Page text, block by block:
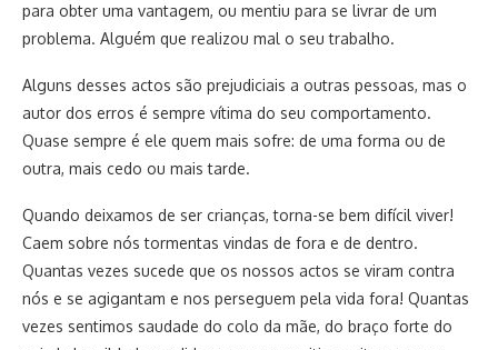
para obter uma vantagem, ou mentiu para se livrar de um
problema. Alguém que realizou mal o seu trabalho.
Alguns desses actos são prejudiciais a outras pessoas, mas o
autor dos erros é sempre vítima do seu comportamento.
Quase sempre é ele quem mais sofre: de uma forma ou de
outra, mais cedo ou mais tarde.
Quando deixamos de ser crianças, torna-se bem difícil viver!
Caem sobre nós tormentas vindas de fora e de dentro.
Quantas vezes sucede que os nossos actos se viram contra
nós e se agigantam e nos perseguem pela vida fora! Quantas
vezes sentimos saudade do colo da mãe, do braço forte do